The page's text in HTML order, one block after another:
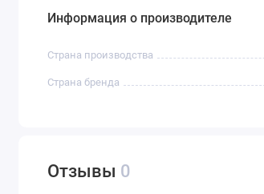
Информация о производителе
Страна производства
Страна бренда
Отзывы 0